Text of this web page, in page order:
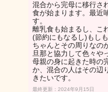
混合から完母に移行さ
食が始まります。最近
す。
離乳食も始まるし、こ
(節約にもなるし)もし
ちゃんとその周りなの
旦那と協力して色々や
母親の身に起きた時の
か、混合の人はその辺
きたいです。
最終更新：2024年9月15日